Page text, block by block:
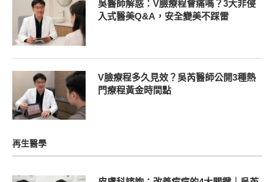
吳醫師解惑：V臉療程會痛嗎？3大非侵
入式醫美Q&A，安全變美不踩雷
V臉療程多久見效？吳芮醫師公開3種熱
門療程黃金時間點
再生醫學